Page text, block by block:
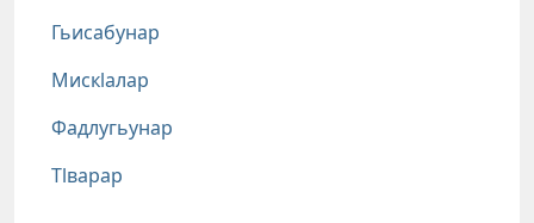
Гьисабунар
Мискlалар
Фадлугьунар
Тlварар